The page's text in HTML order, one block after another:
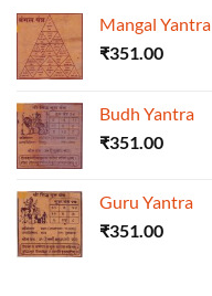
Mangal Yantra
₹351.00
Budh Yantra
₹351.00
Guru Yantra
₹351.00